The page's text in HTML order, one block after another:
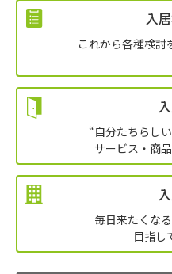
入
これから各種検討
“自分たちらし
サービス・商
毎日来たくな
目指し